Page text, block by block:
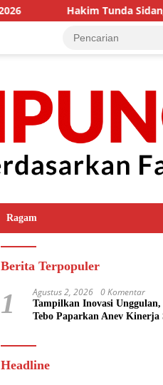
Hakim Tunda Sidang
Ragam
Berita Terpopuler
1 Agustus 2, 2026 0 Komentar
Tampilkan Inovasi
Tebo Paparkan Anev Kinerja
Headline